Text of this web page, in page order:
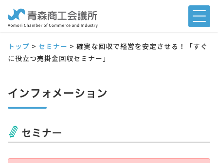
トップ > セミナー > 確実な回収で経営を安定させる！「すぐ
に役立つ売掛金回収セミナー」
インフォメーション
セミナー